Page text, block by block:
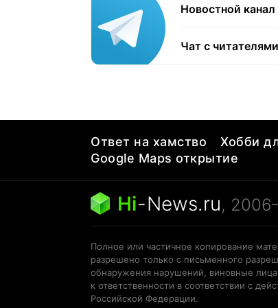
Новостной канал
Чат с читателями
Ответ на хамство Хобби
Google Maps открытие
Hi-News.ru,
Полное или частичное копирование
разрешено только с письменного
обнаружения нарушений, виновные
к ответственности в соответствии с
Российской Федерации.